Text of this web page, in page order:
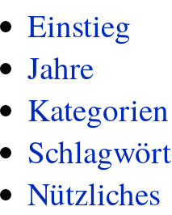
Einstieg
Jahre
Kategorien
Nützliches